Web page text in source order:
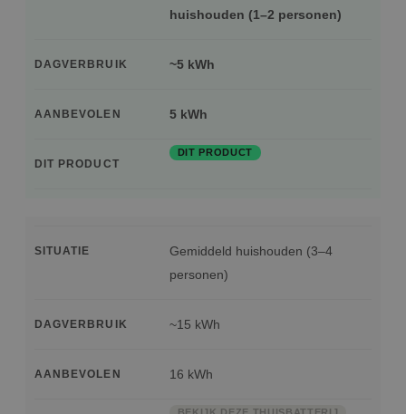
huishouden (1–2 personen)
DAGVERBRUIK ~5 kWh
AANBEVOLEN 5 kWh
DIT PRODUCT
DIT PRODUCT
SITUATIE
Gemiddeld huishouden (3–4
personen)
DAGVERBRUIK ~15 kWh
AANBEVOLEN 16 kWh